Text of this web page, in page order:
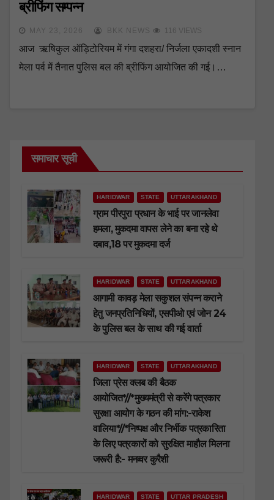
ब्रीफिंग सम्पन्न
MAY 23, 2026 BKK NEWS 116 VIEWS
आज ऋषिकुल ऑड़िटोरियम में गंगा दशहरा/ निर्जला एकादशी स्नान
मेला पर्व में तैनात पुलिस बल की ब्रीफिंग आयोजित की गई।…
समाचार सूची
HARIDWAR STATE UTTARAKHAND
ग्राम पीरपुरा प्रधान के भाई पर जानलेवा
हमला, मुकदमा वापस लेने का बना रहे थे
दबाव,18 पर मुकदमा दर्ज
HARIDWAR STATE UTTARAKHAND
आगामी कावड़ मेला सकुशल संपन्न कराने
हेतु जनप्रतिनिधियों, एसपीओ एवं जोन 24
के पुलिस बल के साथ की गई वार्ता
HARIDWAR STATE UTTARAKHAND
जिला प्रेस क्लब की बैठक
आयोजित*//*मुख्यमंत्री से करेंगे पत्रकार
सुरक्षा आयोग के गठन की मांग:-राकेश
वालिया*//*निष्पक्ष और निर्भीक पत्रकारिता
के लिए पत्रकारों को सुरक्षित माहौल मिलना
जरूरी है:- मनव्वर कुरैशी
HARIDWAR STATE UTTAR PRADESH